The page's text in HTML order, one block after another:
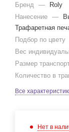
Бренд —
Roly
Нанесение —
Трафаретная
Подбор по цвету
Вес
Размер
Количество в
Все
Нет в